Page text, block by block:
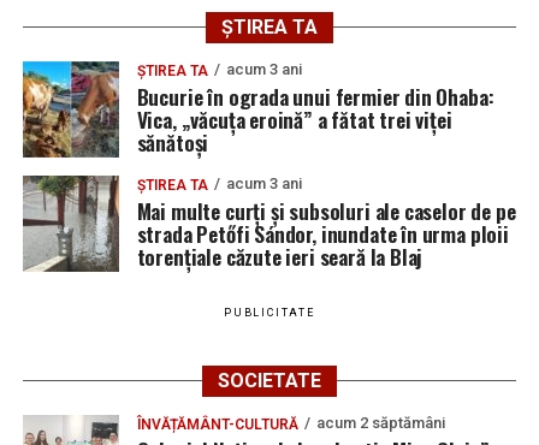
ȘTIREA TA
ȘTIREA TA acum 3 ani
Bucurie în ograda unui fermier din Ohaba:
Vica, „văcuța eroină” a fătat trei viței
sănătoși
ȘTIREA TA acum 3 ani
Mai multe curți și subsoluri ale caselor de pe
strada Petőfi Sándor, inundate în urma ploii
torențiale căzute ieri seară la Blaj
PUBLICITATE
SOCIETATE
ÎNVĂȚĂMÂNT-CULTURĂ acum 2 săptămâni